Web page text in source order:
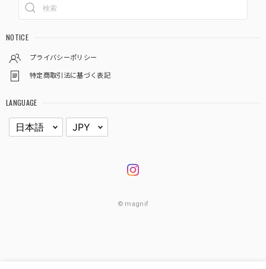
NOTICE
プライバシーポリシー
特定商取引法に基づく表記
LANGUAGE
© magnif